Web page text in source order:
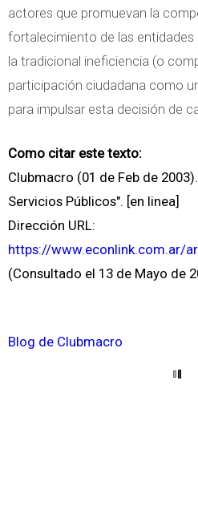
actores que promuevan la
fortalecimiento de las
la tradicional ineficiencia (o
participación ciudadana como
para impulsar esta decisión de
Como citar este texto:
Clubmacro (01 de Feb de
Servicios Públicos". [en linea]
Dirección URL:
https://www.econlink.com.ar/
(Consultado el 13 de Mayo de
Blog de Clubmacro